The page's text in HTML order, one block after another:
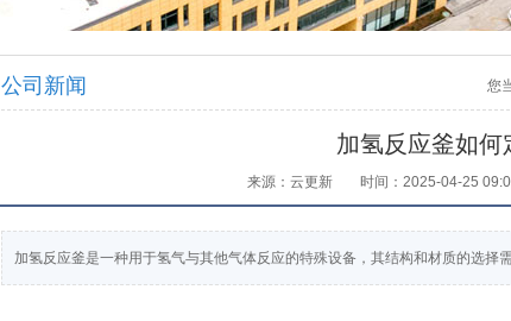
公司新闻 您
加氢反应釜如何
来源：云更新 时间：2025-04-25
加氢反应釜是一种用于氢气与其他气体反应的特殊设备，其结构和材质的选择